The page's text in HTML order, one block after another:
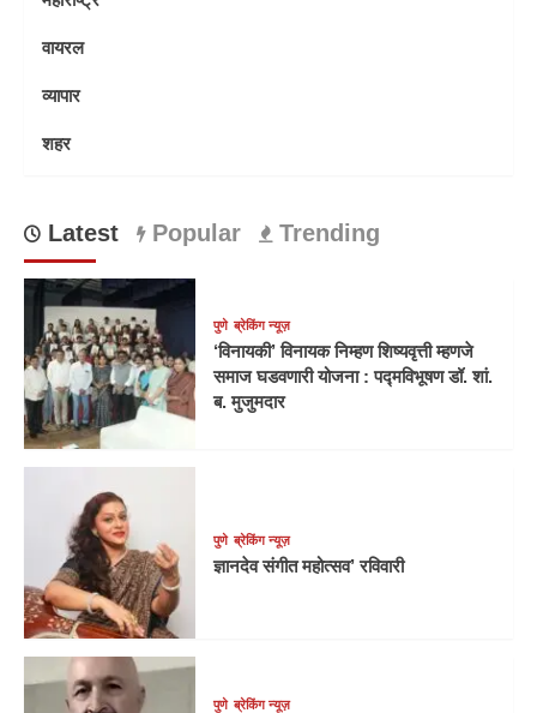
वायरल
व्यापार
शहर
Latest Popular Trending
पुणे ब्रेकिंग न्यूज़
‘विनायकी’ विनायक निम्हण शिष्यवृत्ती म्हणजे
समाज घडवणारी योजना : पद्मविभूषण डॉ. शां.
ब. मुजुमदार
पुणे ब्रेकिंग न्यूज़
ज्ञानदेव संगीत महोत्सव’ रविवारी
पुणे ब्रेकिंग न्यूज़